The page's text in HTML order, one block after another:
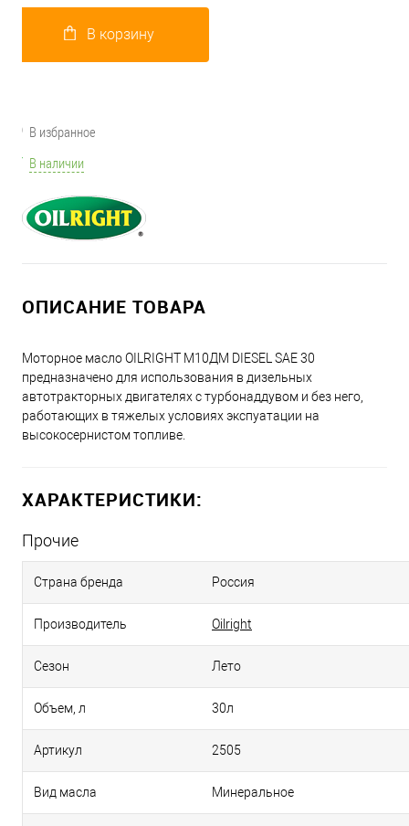
В корзину
В избранное
В наличии
ОПИСАНИЕ ТОВАРА
Моторное масло OILRIGHT М10ДМ DIESEL SAE 30
предназначено для использования в дизельных
автотракторных двигателях с турбонаддувом и без него,
работающих в тяжелых условиях экспуатации на
высокосернистом топливе.
ХАРАКТЕРИСТИКИ:
Прочие
Страна бренда Россия
Производитель Oilright
Сезон Лето
Объем, л 30л
Артикул 2505
Вид масла Минеральное